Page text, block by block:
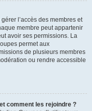
l’accès des membres et
membre peut appartenir
avoir ses permissions. La
permet aux
de plusieurs membres
ou rendre accessible
comment les rejoindre ?